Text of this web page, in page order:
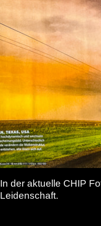
In der aktuelle CHIP
Leidenschaft.